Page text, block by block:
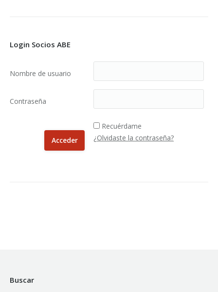
Login Socios ABE
Nombre de usuario
Contraseña
Recuérdame
¿Olvidaste la contraseña?
Buscar